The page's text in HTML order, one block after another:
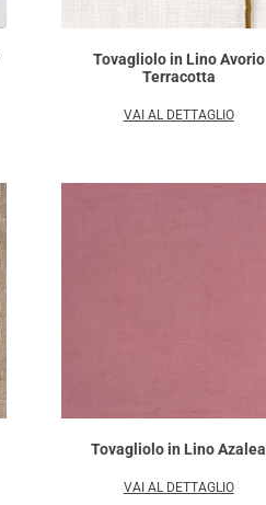
Tovagliolo in Lino Avorio
Terracotta
VAI AL DETTAGLIO
Tovagliolo in Lino Azalea
VAI AL DETTAGLIO